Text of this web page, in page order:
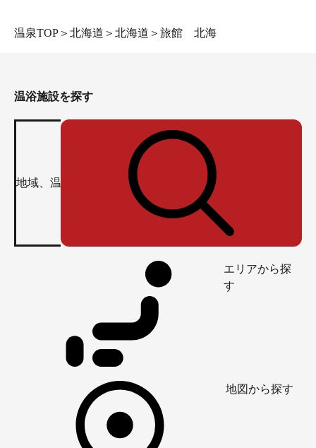
温泉TOP ＞ 北海道 ＞ 北海道 ＞ 旅館 北海
温浴施設を探す
エリアから探
す
地図から探す